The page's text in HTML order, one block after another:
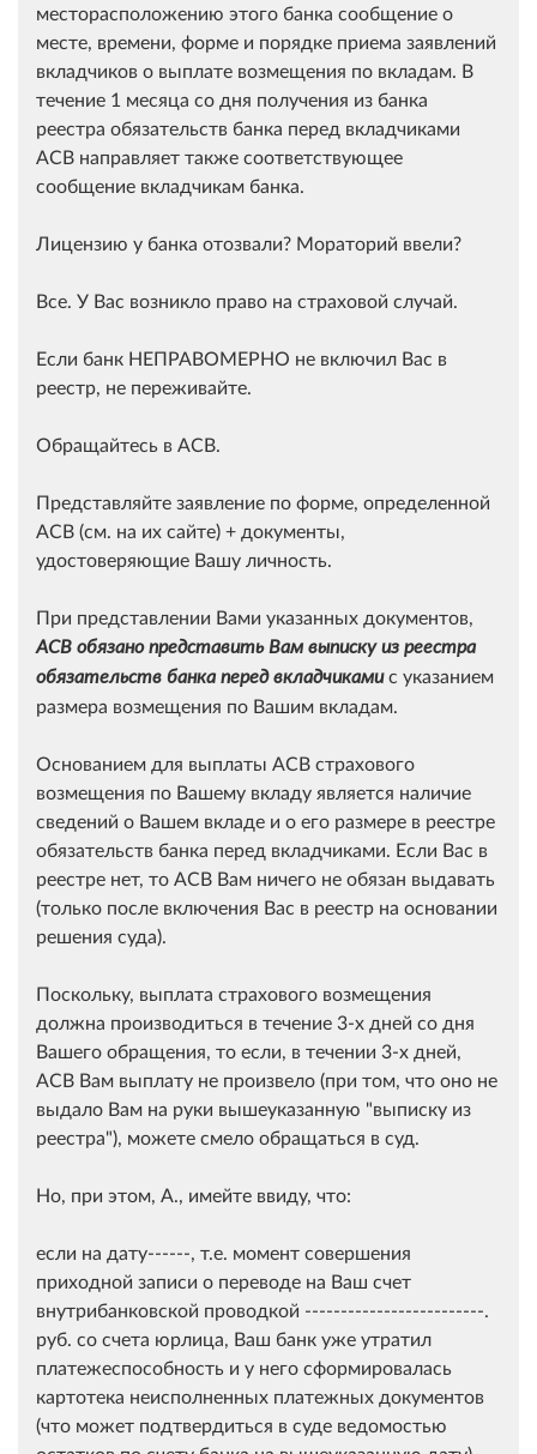
месторасположению этого банка сообщение о
месте, времени, форме и порядке приема заявлений
вкладчиков о выплате возмещения по вкладам. В
течение 1 месяца со дня получения из банка
реестра обязательств банка перед вкладчиками
АСВ направляет также соответствующее
сообщение вкладчикам банка.
Лицензию у банка отозвали? Мораторий ввели?
Все. У Вас возникло право на страховой случай.
Если банк НЕПРАВОМЕРНО не включил Вас в
реестр, не переживайте.
Обращайтесь в АСВ.
Представляйте заявление по форме, определенной
АСВ (см. на их сайте) + документы,
удостоверяющие Вашу личность.
При представлении Вами указанных документов,
АСВ обязано представить Вам выписку из реестра
обязательств банка перед вкладчикамис указанием
размера возмещения по Вашим вкладам.
Основанием для выплаты АСВ страхового
возмещения по Вашему вкладу является наличие
сведений о Вашем вкладе и о его размере в реестре
обязательств банка перед вкладчиками. Если Вас в
реестре нет, то АСВ Вам ничего не обязан выдавать
(только после включения Вас в реестр на основании
решения суда).
Поскольку, выплата страхового возмещения
должна производиться в течение 3-х дней со дня
Вашего обращения, то если, в течении 3-х дней,
АСВ Вам выплату не произвело (при том, что оно не
выдало Вам на руки вышеуказанную "выписку из
реестра"), можете смело обращаться в суд.
Но, при этом, А., имейте ввиду, что:
если на дату------, т.е. момент совершения
приходной записи о переводе на Ваш счет
внутрибанковской проводкой -------------------------.
руб. со счета юрлица, Ваш банк уже утратил
платежеспособность и у него сформировалась
картотека неисполненных платежных документов
(что может подтвердиться в суде ведомостью